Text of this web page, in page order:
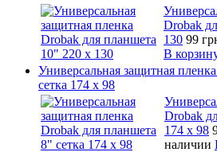
Drobak
130 99
В
Универсальная защитная
сетка 174 x 98
Drobak
174 x 98
наличии